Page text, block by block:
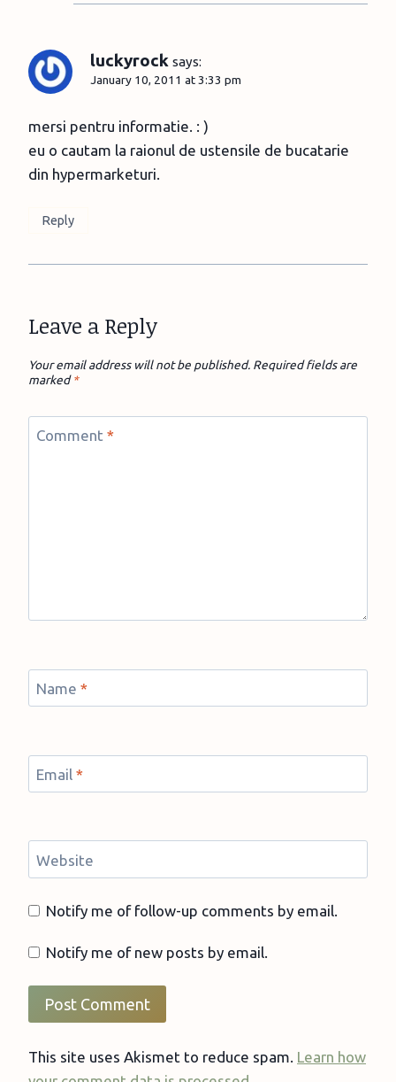
luckyrock says:
January 10, 2011 at 3:33 pm
mersi pentru informatie. : )
eu o cautam la raionul de ustensile de bucatarie
din hypermarketuri.
Reply
Leave a Reply
Your email address will not be published. Required fields are
marked*
Comment *
Name *
Email *
Website
Notify me of follow-up comments by email.
Notify me of new posts by email.
This site uses Akismet to reduce spam. Learn how